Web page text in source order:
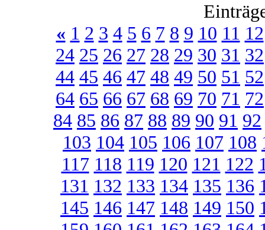
« 1 2 3 4 5 6 7 8 9 10 11 12
24 25 26 27 28 29 30 31 32
44 45 46 47 48 49 50 51 52
64 65 66 67 68 69 70 71 72
84 85 86 87 88 89 90 91 92
103 104 105 106 107 108
117 118 119 120 121 122
131 132 133 134 135 136
145 146 147 148 149 150